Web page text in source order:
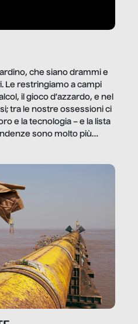
che siano drammi e
Le restringiamo a campi
il gioco d’azzardo, e nel
tra le nostre ossessioni ci
e la tecnologia – e la lista
sono molto più
reportage vediamo